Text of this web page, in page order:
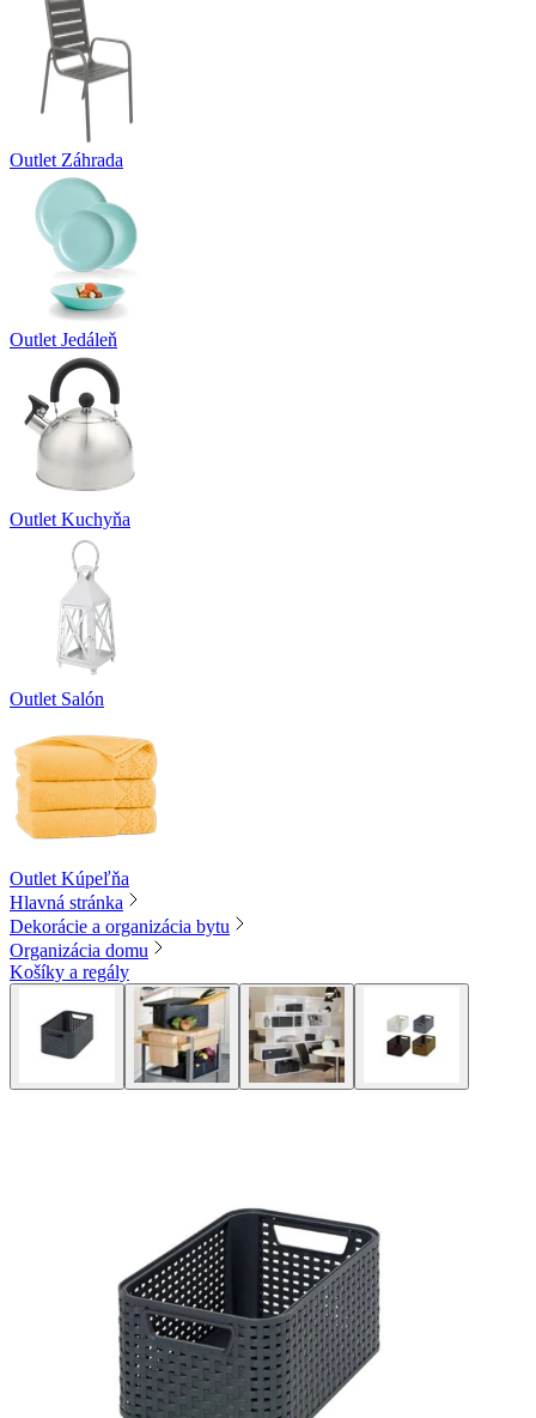
Outlet Záhrada
Outlet Jedáleň
Outlet Kuchyňa
Outlet Salón
Outlet Kúpeľňa
Hlavná stránka
Dekorácie a organizácia bytu
Organizácia domu
Košíky a regály